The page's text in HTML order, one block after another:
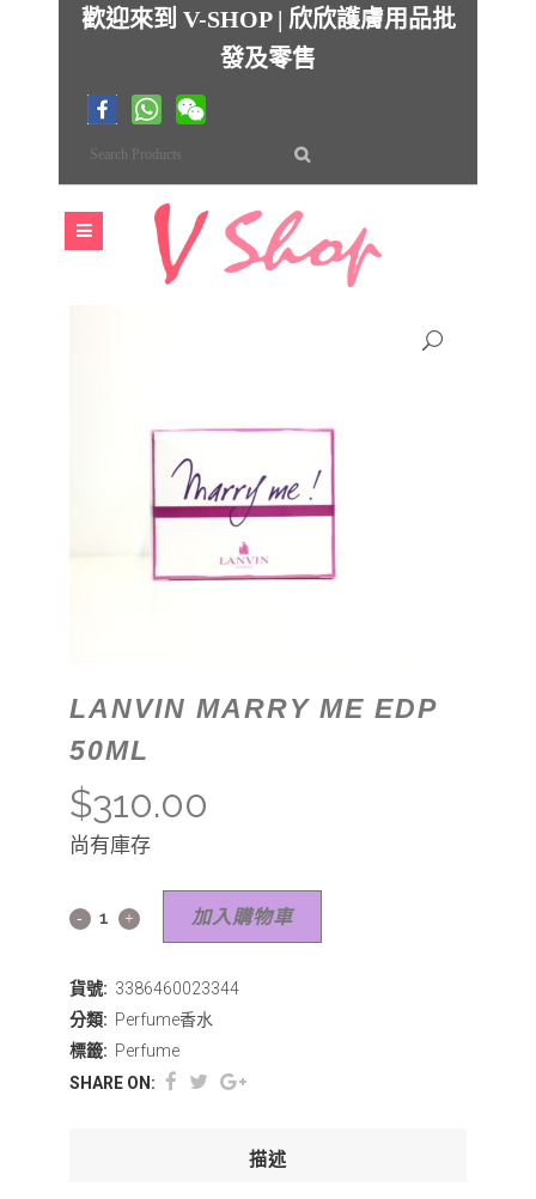
歡迎來到 V-SHOP | 欣欣護膚用品批
發及零售
LANVIN MARRY ME EDP
50ML
$310.00
尚有庫存
加入購物車
貨號: 3386460023344
分類: Perfume香水
標籤: Perfume
SHARE ON:
描述